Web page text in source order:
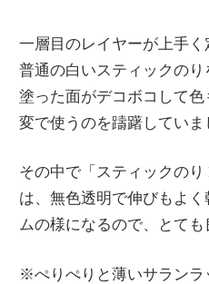
一層目のレイヤーが上手く
普通の白いスティックのり
塗った面がデコボコして
変で使うのを躊躇していま
その中で「スティックのり
は、無色透明で伸びもよ
ムの様になるので、とても
※ぺりぺりと薄いサランラ